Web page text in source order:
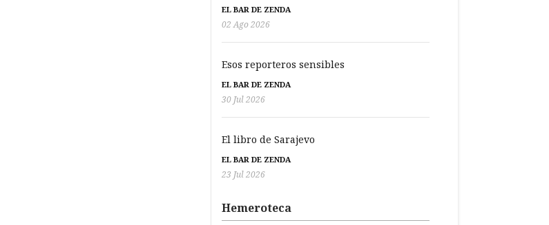
EL BAR DE ZENDA
02 Ago 2026
Esos reporteros sensibles
EL BAR DE ZENDA
30 Jul 2026
El libro de Sarajevo
EL BAR DE ZENDA
23 Jul 2026
Hemeroteca